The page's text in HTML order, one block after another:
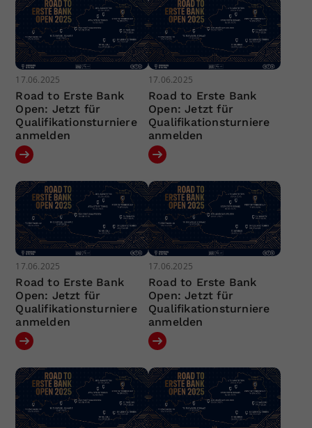
17.06.2025
Road to Erste Bank
Open: Jetzt für
Qualifikationsturniere
anmelden
17.06.2025
Road to Erste Bank
Open: Jetzt für
Qualifikationsturniere
anmelden
17.06.2025
Road to Erste Bank
Open: Jetzt für
Qualifikationsturniere
anmelden
17.06.2025
Road to Erste Bank
Open: Jetzt für
Qualifikationsturniere
anmelden